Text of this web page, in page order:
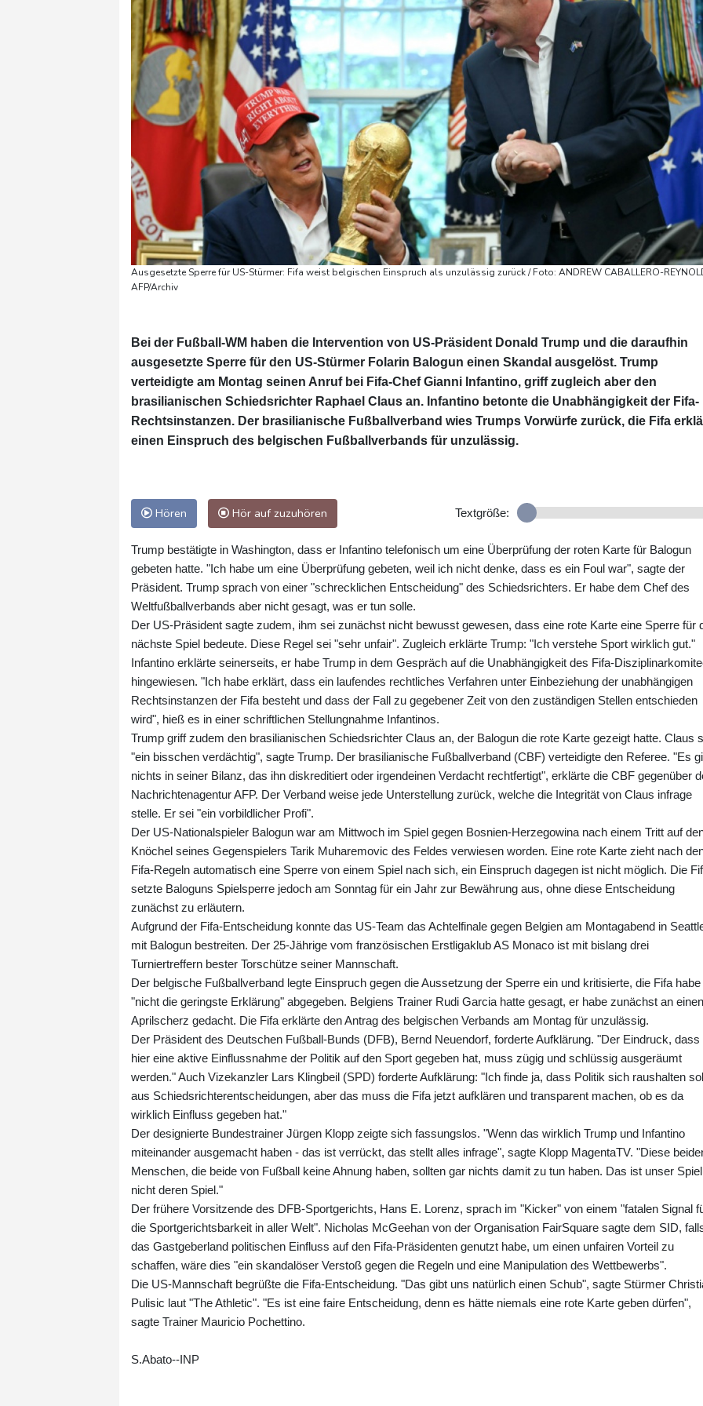
Ausgesetzte Sperre für US-Stürmer: Fifa weist belgischen Einspruch als unzulässig zurück / Foto: ANDREW CABALLERO-
AFP/Archiv
Bei der Fußball-WM haben die Intervention von US-Präsident Donald Trump und die daraufhin
ausgesetzte Sperre für den US-Stürmer Folarin Balogun einen Skandal ausgelöst. Trump
verteidigte am Montag seinen Anruf bei Fifa-Chef Gianni Infantino, griff zugleich aber den
brasilianischen Schiedsrichter Raphael Claus an. Infantino betonte die Unabhängigkeit der Fifa-
Rechtsinstanzen. Der brasilianische Fußballverband wies Trumps Vorwürfe zurück, die Fifa
einen Einspruch des belgischen Fußballverbands für unzulässig.
Hören Hör auf zuzuhören Textgröße:
Trump bestätigte in Washington, dass er Infantino telefonisch um eine Überprüfung der roten Karte für Balogun
gebeten hatte. "Ich habe um eine Überprüfung gebeten, weil ich nicht denke, dass es ein Foul war", sagte der
Präsident. Trump sprach von einer "schrecklichen Entscheidung" des Schiedsrichters. Er habe dem Chef des
Weltfußballverbands aber nicht gesagt, was er tun solle.
Der US-Präsident sagte zudem, ihm sei zunächst nicht bewusst gewesen, dass eine rote Karte eine Sperre für
nächste Spiel bedeute. Diese Regel sei "sehr unfair". Zugleich erklärte Trump: "Ich verstehe Sport wirklich gut."
Infantino erklärte seinerseits, er habe Trump in dem Gespräch auf die Unabhängigkeit des Fifa-
hingewiesen. "Ich habe erklärt, dass ein laufendes rechtliches Verfahren unter Einbeziehung der unabhängigen
Rechtsinstanzen der Fifa besteht und dass der Fall zu gegebener Zeit von den zuständigen Stellen entschieden
wird", hieß es in einer schriftlichen Stellungnahme Infantinos.
Trump griff zudem den brasilianischen Schiedsrichter Claus an, der Balogun die rote Karte gezeigt hatte. Claus
"ein bisschen verdächtig", sagte Trump. Der brasilianische Fußballverband (CBF) verteidigte den Referee. "Es
nichts in seiner Bilanz, das ihn diskreditiert oder irgendeinen Verdacht rechtfertigt", erklärte die CBF gegenüber
Nachrichtenagentur AFP. Der Verband weise jede Unterstellung zurück, welche die Integrität von Claus infrage
stelle. Er sei "ein vorbildlicher Profi".
Der US-Nationalspieler Balogun war am Mittwoch im Spiel gegen Bosnien-Herzegowina nach einem Tritt auf
Knöchel seines Gegenspielers Tarik Muharemovic des Feldes verwiesen worden. Eine rote Karte zieht nach
Fifa-Regeln automatisch eine Sperre von einem Spiel nach sich, ein Einspruch dagegen ist nicht möglich. Die
setzte Baloguns Spielsperre jedoch am Sonntag für ein Jahr zur Bewährung aus, ohne diese Entscheidung
zunächst zu erläutern.
Aufgrund der Fifa-Entscheidung konnte das US-Team das Achtelfinale gegen Belgien am Montagabend in
mit Balogun bestreiten. Der 25-Jährige vom französischen Erstligaklub AS Monaco ist mit bislang drei
Turniertreffern bester Torschütze seiner Mannschaft.
Der belgische Fußballverband legte Einspruch gegen die Aussetzung der Sperre ein und kritisierte, die Fifa habe
"nicht die geringste Erklärung" abgegeben. Belgiens Trainer Rudi Garcia hatte gesagt, er habe zunächst an einen
Aprilscherz gedacht. Die Fifa erklärte den Antrag des belgischen Verbands am Montag für unzulässig.
Der Präsident des Deutschen Fußball-Bunds (DFB), Bernd Neuendorf, forderte Aufklärung. "Der Eindruck, dass
hier eine aktive Einflussnahme der Politik auf den Sport gegeben hat, muss zügig und schlüssig ausgeräumt
werden." Auch Vizekanzler Lars Klingbeil (SPD) forderte Aufklärung: "Ich finde ja, dass Politik sich raushalten
aus Schiedsrichterentscheidungen, aber das muss die Fifa jetzt aufklären und transparent machen, ob es da
wirklich Einfluss gegeben hat."
Der designierte Bundestrainer Jürgen Klopp zeigte sich fassungslos. "Wenn das wirklich Trump und Infantino
miteinander ausgemacht haben - das ist verrückt, das stellt alles infrage", sagte Klopp MagentaTV. "Diese
Menschen, die beide von Fußball keine Ahnung haben, sollten gar nichts damit zu tun haben. Das ist unser
nicht deren Spiel."
Der frühere Vorsitzende des DFB-Sportgerichts, Hans E. Lorenz, sprach im "Kicker" von einem "fatalen Signal
die Sportgerichtsbarkeit in aller Welt". Nicholas McGeehan von der Organisation FairSquare sagte dem SID,
das Gastgeberland politischen Einfluss auf den Fifa-Präsidenten genutzt habe, um einen unfairen Vorteil zu
schaffen, wäre dies "ein skandalöser Verstoß gegen die Regeln und eine Manipulation des Wettbewerbs".
Die US-Mannschaft begrüßte die Fifa-Entscheidung. "Das gibt uns natürlich einen Schub", sagte Stürmer
Pulisic laut "The Athletic". "Es ist eine faire Entscheidung, denn es hätte niemals eine rote Karte geben dürfen",
sagte Trainer Mauricio Pochettino.
S.Abato--INP